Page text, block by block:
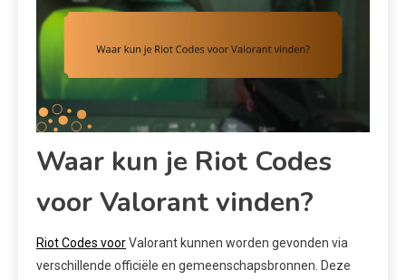
Waar kun je Riot Codes
voor Valorant vinden?
Riot Codes voorValorant kunnen worden gevonden via
verschillende officiële en gemeenschapsbronnen. Deze